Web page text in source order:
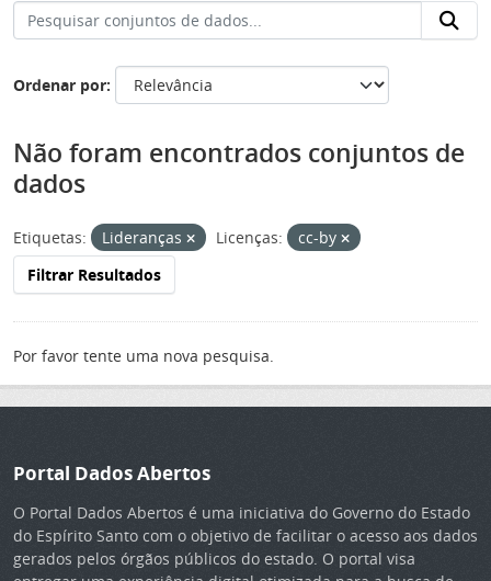
Ordenar por
Não foram encontrados conjuntos de
dados
Etiquetas: Lideranças Licenças:
cc-by
Filtrar Resultados
Por favor tente uma nova pesquisa.
Portal Dados Abertos
O Portal Dados Abertos é uma iniciativa do Governo do Estado
do Espírito Santo com o objetivo de facilitar o acesso aos dados
gerados pelos órgãos públicos do estado. O portal visa